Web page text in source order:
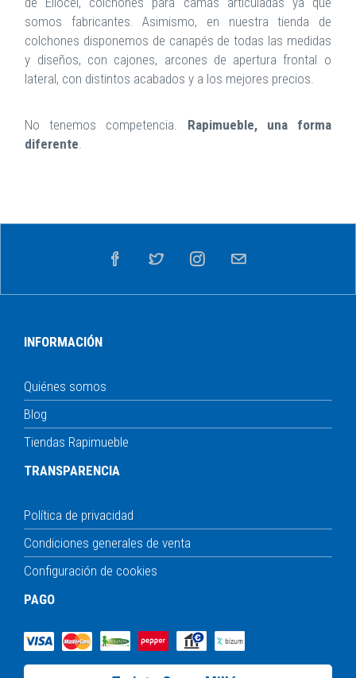
somos fabricantes. Asimismo, en nuestra tienda de
colchones disponemos de canapés de todas las medidas
y diseños, con cajones, arcones de apertura frontal o
lateral, con distintos acabados y a los mejores precios.
No tenemos competencia. Rapimueble, una forma
diferente.
INFORMACIÓN
Quiénes somos
Blog
Tiendas Rapimueble
TRANSPARENCIA
Política de privacidad
Condiciones generales de venta
Configuración de cookies
PAGO